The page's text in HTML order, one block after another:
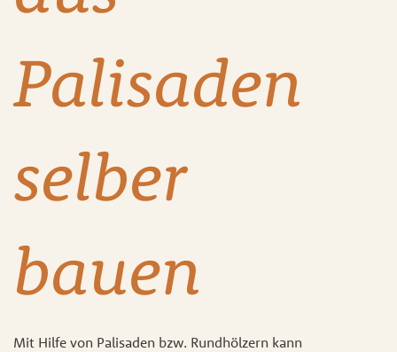
Palisaden
selber
bauen
Mit Hilfe von Palisaden bzw. Rundhölzern kann